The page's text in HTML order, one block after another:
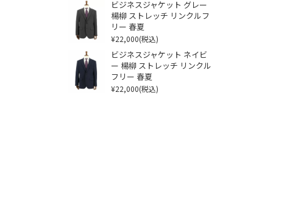
ビジネスジャケット グレー
楊柳 ストレッチ リンクルフ
リー 春夏
¥22,000(税込)
ビジネスジャケット ネイビ
ー 楊柳 ストレッチ リンクル
フリー 春夏
¥22,000(税込)